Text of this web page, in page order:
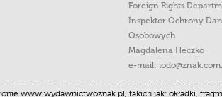
Foreign Rights
Inspektor Ochrony
Osobowych
Magdalena Heczko
e-mail:
www.wydawnictwoznak.pl, takich jak: okładki,